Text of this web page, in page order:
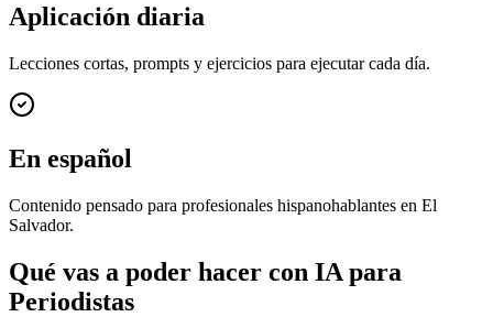
Aplicación diaria
Lecciones cortas, prompts y ejercicios para ejecutar cada día.
En español
Contenido pensado para profesionales hispanohablantes en El
Salvador.
Qué vas a poder hacer con IA para
Periodistas